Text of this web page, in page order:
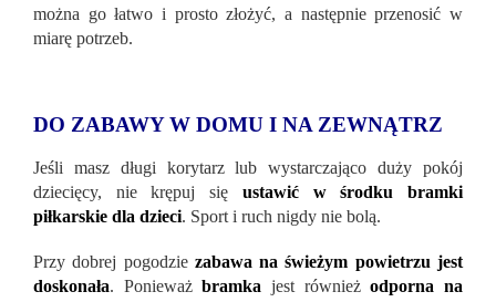
można go łatwo i prosto złożyć, a następnie przenosić w
miarę potrzeb.
DO ZABAWY W DOMU I NA ZEWNĄTRZ
Jeśli masz długi korytarz lub wystarczająco duży pokój
dziecięcy, nie krępuj się ustawić w środku bramki
piłkarskie dla dzieci. Sport i ruch nigdy nie bolą.
Przy dobrej pogodzie zabawa na świeżym powietrzu jest
doskonała. Ponieważbramka jest równieżodporna na